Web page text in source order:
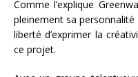
Comme l’explique
pleinement sa
liberté d’exprimer la
ce projet.